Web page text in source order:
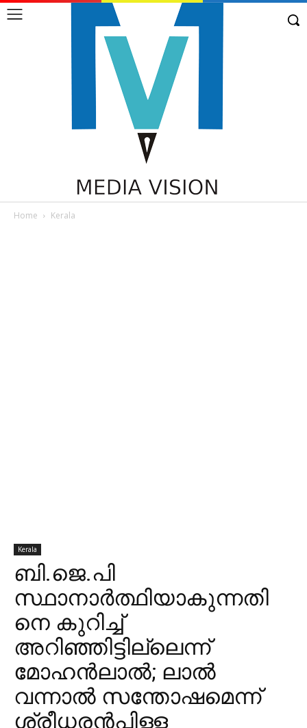
Home Kerala
Kerala
ബി.ജെ.പി
സ്ഥാനാര്‍ത്ഥിയാകുന്നതി
നെ കുറിച്ച്
അറിഞ്ഞിട്ടില്ലെന്ന്
മോഹന്‍ലാല്‍; ലാല്‍
വന്നാല്‍ സന്തോഷമെന്ന്
ശ്രീധരന്‍പിള്ള